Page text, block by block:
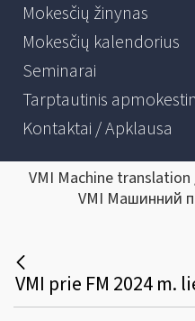
Mokesčių žinynas
Mokesčių kalendorius
Seminarai
Tarptautinis
Kontaktai / Apklausa
VMI Machine
VMI Машинний